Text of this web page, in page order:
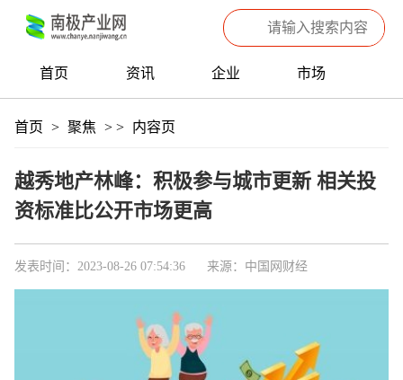
首页 资讯 企业 市场
首页 > 聚焦 > > 内容页
越秀地产林峰：积极参与城市更新 相关投
资标准比公开市场更高
发表时间：2023-08-26 07:54:36 来源：中国网财经